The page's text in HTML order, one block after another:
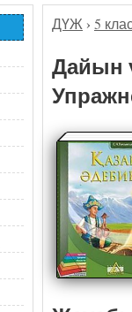
ДҮЖ › 5
Дайын